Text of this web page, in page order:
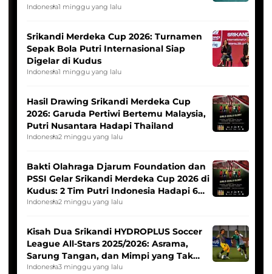
League
Indonesia1 minggu yang lalu
Srikandi Merdeka Cup 2026: Turnamen
Sepak Bola Putri Internasional Siap
Digelar di Kudus
Indonesia1 minggu yang lalu
Hasil Drawing Srikandi Merdeka Cup
2026: Garuda Pertiwi Bertemu Malaysia,
Putri Nusantara Hadapi Thailand
Indonesia2 minggu yang lalu
Bakti Olahraga Djarum Foundation dan
PSSI Gelar Srikandi Merdeka Cup 2026 di
Kudus: 2 Tim Putri Indonesia Hadapi 6
Tim Asia
Indonesia2 minggu yang lalu
Kisah Dua Srikandi HYDROPLUS Soccer
League All-Stars 2025/2026: Asrama,
Sarung Tangan, dan Mimpi yang Tak
Pernah Padam
Indonesia3 minggu yang lalu